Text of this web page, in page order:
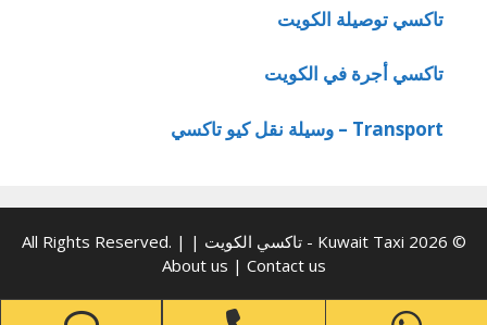
تاكسي توصيلة الكويت
تاكسي أجرة في الكويت
Transport – وسيلة نقل كيو تاكسي
© 2026 Kuwait Taxi - تاكسي الكويت | All Rights Reserved. |
About us | Contact us